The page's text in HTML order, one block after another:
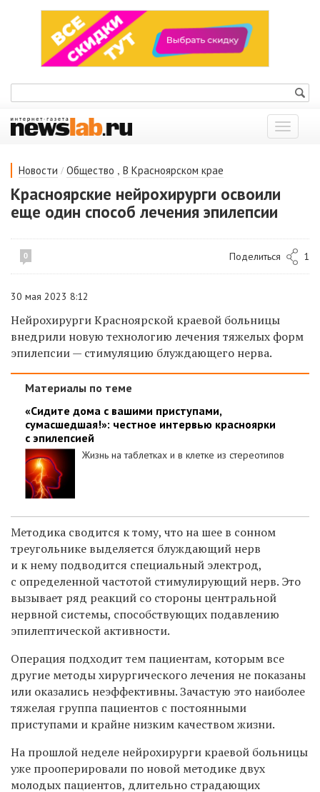
Показать
меню
Новости / Общество , В Красноярском крае
Красноярские нейрохирурги освоили
еще один способ лечения эпилепсии
0 Поделиться 1
30 мая 2023 8:12
Нейрохирурги Красноярской краевой больницы
внедрили новую технологию лечения тяжелых форм
эпилепсии — стимуляцию блуждающего нерва.
Материалы по теме
«Сидите дома с вашими приступами,
сумасшедшая!»: честное интервью красноярки
с эпилепсией
Жизнь на таблетках и в клетке из стереотипов
Методика сводится к тому, что на шее в сонном
треугольнике выделяется блуждающий нерв
и к нему подводится специальный электрод,
с определенной частотой стимулирующий нерв. Это
вызывает ряд реакций со стороны центральной
нервной системы, способствующих подавлению
эпилептической активности.
Операция подходит тем пациентам, которым все
другие методы хирургического лечения не показаны
или оказались неэффективны.Зачастую это наиболее
тяжелая группа пациентов с постоянными
приступами и крайне низким качеством жизни.
На прошлой неделе нейрохирурги краевой больницы
уже прооперировали по новой методике двух
молодых пациентов, длительно страдающих